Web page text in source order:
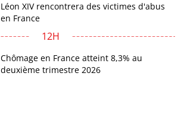
Léon XIV rencontrera des victimes d'abus
en France
12H
Chômage en France atteint 8,3% au
deuxième trimestre 2026